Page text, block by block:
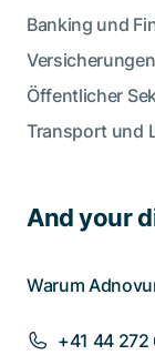
And your
Warum
+41 44 272
Banking und
Öffentlicher
Transport und